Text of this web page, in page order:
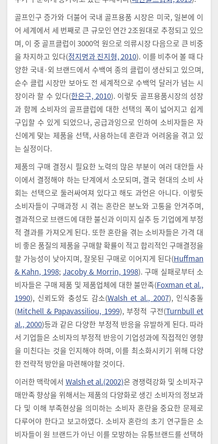
골프인구 증가와 더불어 국내 골프용품 시장은 미국, 일본에 이
어 세계에서 세 번째로 큰 규모인 연간 2조원대로 추정되고 있으
며, 이 중 골프클럽이 3000억 원으로 의류시장 다음으로 큰 비중
을 차지하고 있다(정지명과 진지형, 2010). 이를 비추어 볼 때 다
양한 국내·외 브랜드에서 수백여 종의 클럽이 생산되고 있으며,
순수 클럽 시장만 보아도 전 세계적으로 수백억 달러가 넘는 시
장이라 할 수 있다(한은구, 2010). 이렇듯 골프용품시장의 성장
과 함께 소비자의 골프클럽에 대한 선택의 폭이 넓어지고 쉽게
구입할 수 있게 되었으나, 공급과잉으로 인하여 소비자들은 자
신에게 맞는 제품을 선택, 사용하는데 혼란과 어려움을 겪고 있
는 실정이다.
제품의 구매 결정시 필요한 노력의 많은 부분이 여러 대안들 사
이에서 결정해야 하는 단계에서 소모되며, 결국 현대의 소비 사
회는 선택으로 둘러싸여져 있다고 해도 과언은 아니다. 이렇듯
소비자들이 구매과정 시 겪는 혼란은 분노와 고통을 안겨주며,
결과적으로 브랜드에 대한 불신과 이미지 실추 등 기업에게 부정
적 결과를 가져오게 된다. 또한 혼란을 겪는 소비자들은 가격 대
비 좋은 품질의 제품을 구매할 확률이 적고 합리적인 구매결정을
할 가능성이 낮아지며, 잘못된 구매로 이어지게 된다(Huffman
& Kahn, 1998;Jacoby & Morrin, 1998). 구매 실패로부터 소
비자들은 구매 제품 및 제품업체에 대한 불만족(Foxman et al.,
1990), 신뢰도와 충성도 감소(Walsh et al., 2007), 인식충돌
(Mitchell & Papavassiliou, 1999), 부정적 구전(Turnbull et
al., 2000)등과 같은 다양한 부정적 반응을 유발하게 된다. 따라
서 기업들은 소비자의 부정적 반응이 기업성과에 직접적인 영향
을 미친다는 것을 인지해야 하며, 이를 최소화시키기 위해 다양
한 전략적 방안을 마련해야할 것이다.
이러한 맥락에서 Walsh et al.(2002)은 경쟁력강화 및 소비자구
매만족 향상을 위해서는 제품의 다양화로 생긴 소비자의 정보과
다 및 이해 부족현상을 의미하는 소비자 혼란을 중요한 문제로
다루어야 한다고 보고하였다. 소비자 혼란의 초기 연구들은 소
비자들이 원 브랜드가 아닌 이를 모방하는 유통브랜드를 선택하